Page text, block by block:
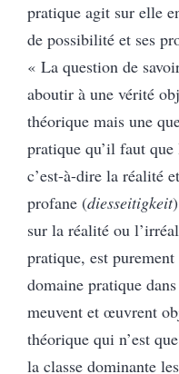
pratique agit sur elle
de possibilité et ses
« La question de
aboutir à une vérité
théorique mais une
pratique qu’il faut
c’est-à-dire la réalité
profane (diesseitigkeit
sur la réalité ou
pratique, est
domaine pratique
meuvent et œuvrent
théorique qui n’est
la classe dominante